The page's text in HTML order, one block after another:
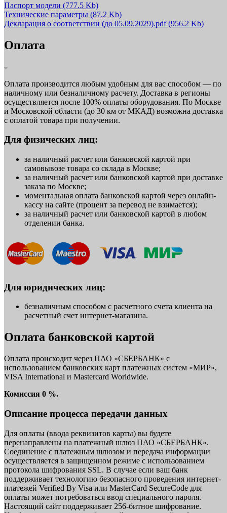
Паспорт модели (777.5 Kb)
Технические параметры (87.2 Kb)
Декларация о соответствии (до 05.09.2029).pdf(956.2 Kb)
Оплата
Оплата производится любым удобным для вас способом — по
наличному или безналичному расчету. Доставка в регионы
осуществляется после 100% оплаты оборудования. По Москве
и Московской области (до 30 км от МКАД) возможна доставка
с оплатой товара при получении.
Для физических лиц:
за наличный расчет или банковской картой при
самовывозе товара со склада в Москве;
за наличный расчет или банковской картой при доставке
заказа по Москве;
моментальная оплата банковской картой через онлайн-
кассу на сайте (процент за перевод не взимается);
за наличный расчет или банковской картой в любом
отделении банка.
Для юридических лиц:
безналичным способом с расчетного счета клиента на
расчетный счет интернет-магазина.
Оплата банковской картой
Оплата происходит через ПАО «СБЕРБАНК» с
использованием банковских карт платежных систем «МИР»,
VISA International и Mastercard Worldwide.
Комиссия 0 %.
Описание процесса передачи данных
Для оплаты (ввода реквизитов карты) вы будете
перенаправлены на платежный шлюз ПАО «СБЕРБАНК».
Соединение с платежным шлюзом и передача информации
осуществляется в защищенном режиме с использованием
протокола шифрования SSL. В случае если ваш банк
поддерживает технологию безопасного проведения интернет-
платежей Verified By Visa или MasterCard SecureCode для
оплаты может потребоваться ввод специального пароля.
Настоящий сайт поддерживает 256-битное шифрование.